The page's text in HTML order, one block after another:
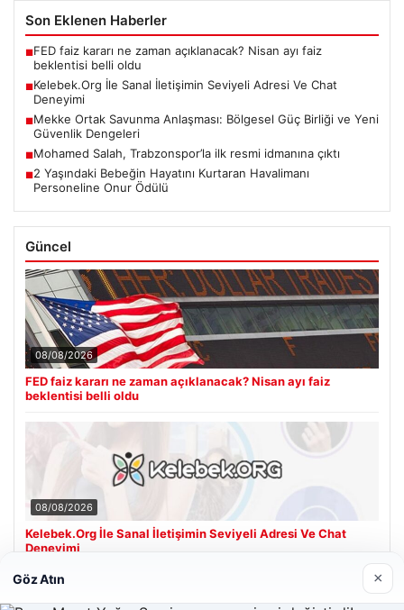
Son Eklenen Haberler
■FED faiz kararı ne zaman açıklanacak? Nisan ayı faiz
beklentisi belli oldu
■Kelebek.Org İle Sanal İletişimin Seviyeli Adresi Ve Chat
Deneyimi
■Mekke Ortak Savunma Anlaşması: Bölgesel Güç Birliği ve Yeni
Güvenlik Dengeleri
■Mohamed Salah, Trabzonspor’la ilk resmi idmanına çıktı
■2 Yaşındaki Bebeğin Hayatını Kurtaran Havalimanı
Personeline Onur Ödülü
Güncel
08/08/2026
FED faiz kararı ne zaman açıklanacak? Nisan ayı faiz
beklentisi belli oldu
08/08/2026
Kelebek.Org İle Sanal İletişimin Seviyeli Adresi Ve Chat
Deneyimi
Göz Atın ×